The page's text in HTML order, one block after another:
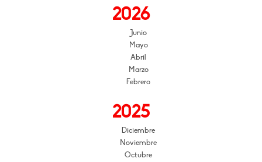
2026
Junio
Mayo
Abril
Marzo
Febrero
2025
Diciembre
Noviembre
Octubre